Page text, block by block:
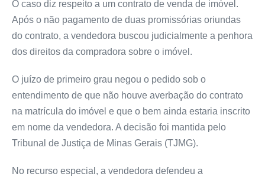
O caso diz respeito a um contrato de venda de imóvel.
Após o não pagamento de duas promissórias oriundas
do contrato, a vendedora buscou judicialmente a penhora
dos direitos da compradora sobre o imóvel.
O juízo de primeiro grau negou o pedido sob o
entendimento de que não houve averbação do contrato
na matrícula do imóvel e que o bem ainda estaria inscrito
em nome da vendedora. A decisão foi mantida pelo
Tribunal de Justiça de Minas Gerais (TJMG).
No recurso especial , a vendedora defendeu a